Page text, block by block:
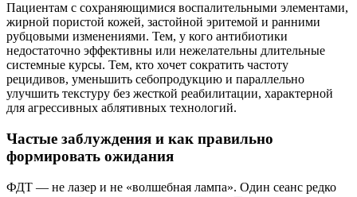
Пациентам с сохраняющимися воспалительными элементами,
жирной пористой кожей, застойной эритемой и ранними
рубцовыми изменениями. Тем, у кого антибиотики
недостаточно эффективны или нежелательны длительные
системные курсы. Тем, кто хочет сократить частоту
рецидивов, уменьшить себопродукцию и параллельно
улучшить текстуру без жесткой реабилитации, характерной
для агрессивных аблятивных технологий.
Частые заблуждения и как правильно
формировать ожидания
ФДТ — не лазер и не «волшебная лампа». Один сеанс редко